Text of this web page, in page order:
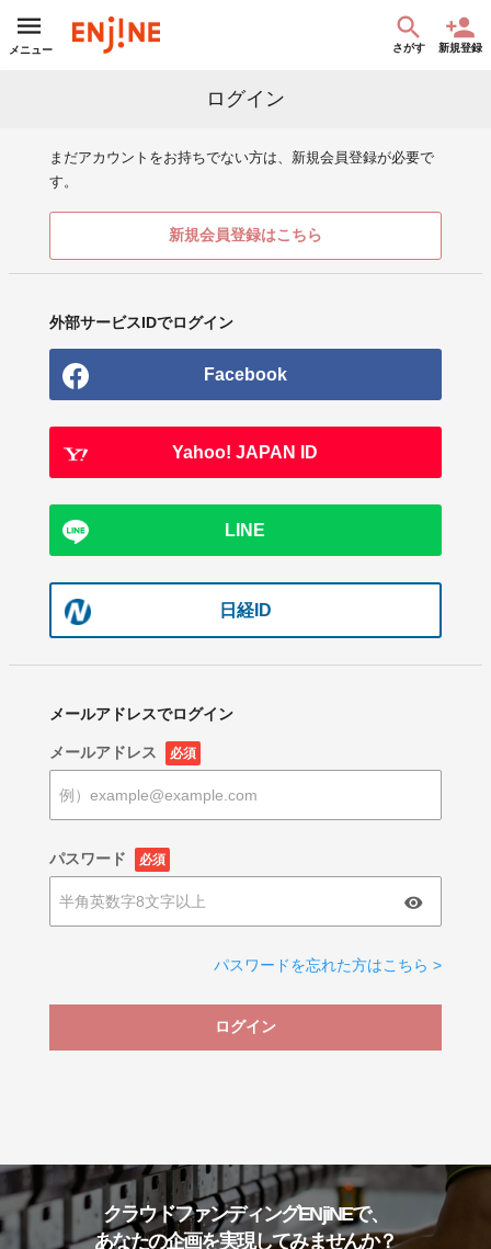
メニュー さがす 新規登録
ログイン
まだアカウントをお持ちでない方は、新規会員登録が必要で
す。
新規会員登録はこちら
外部サービスIDでログイン
Facebook
Yahoo! JAPAN ID
LINE
日経ID
メールアドレスでログイン
メールアドレス 必須
パスワード 必須
パスワードを忘れた方はこちら >
ログイン
クラウドファンディングENjiNEで、
あなたの企画を実現してみませんか？